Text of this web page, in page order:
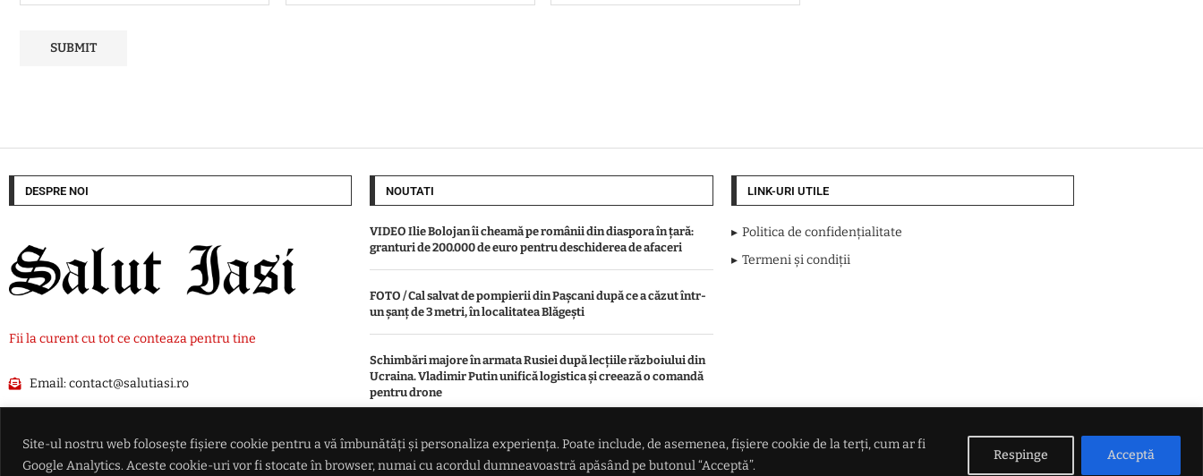
Site-ul nostru web folosește fișiere cookie pentru a vă îmbunătăți și personaliza experiența. Poate include, de asemenea, fișiere cookie de la terți, cum ar fi
Google Analytics. Aceste cookie-uri vor fi stocate în browser, numai cu acordul dumneavoastră apăsând pe butonul “Acceptă”.
Respinge Acceptă
DESPRE NOI
Fii la curent cu tot ce conteaza pentru tine
Email:contact@salutiasi.ro
NOUTATI
VIDEO Ilie Bolojan îi cheamă pe românii din diaspora în țară:
granturi de 200.000 de euro pentru deschiderea de afaceri
FOTO / Cal salvat de pompierii din Pașcani după ce a căzut într-
un șanț de 3 metri, în localitatea Blăgești
Schimbări majore în armata Rusiei după lecțiile războiului din
Ucraina. Vladimir Putin unifică logistica și creează o comandă
pentru drone
El este pășcăneanul care a fost găsit îngropat într-o curte.
Dispăruse din luna aprilie
LINK-URI UTILE
Politica de confidențialitate
Termeni și condiții